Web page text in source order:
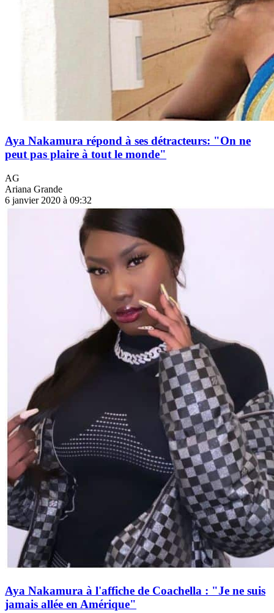
Aya Nakamura répond à ses détracteurs: "On ne
peut pas plaire à tout le monde"
AG
Ariana Grande
6 janvier 2020 à 09:32
Aya Nakamura à l'affiche de Coachella : "Je ne suis
jamais allée en Amérique"